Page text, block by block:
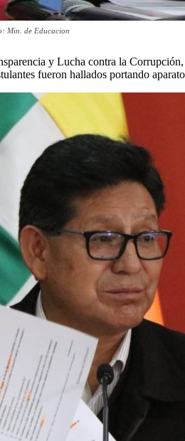
Min. de Educacion
y Lucha contra la
fueron hallados portando